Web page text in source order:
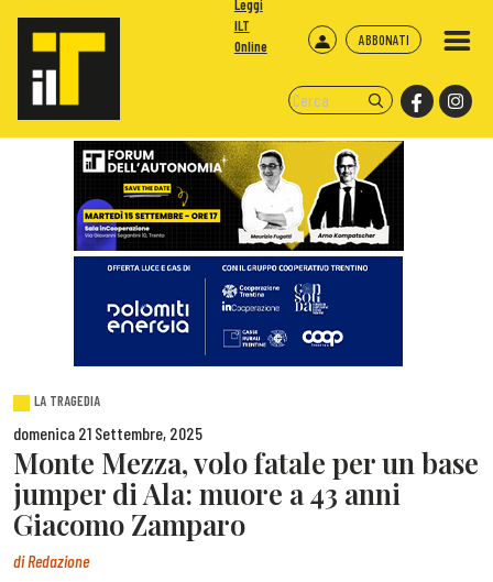
ABBONATI
Leggi
ILT
Online
LA TRAGEDIA
domenica 21 Settembre, 2025
Monte Mezza, volo fatale per un base
jumper di Ala: muore a 43 anni
Giacomo Zamparo
diRedazione